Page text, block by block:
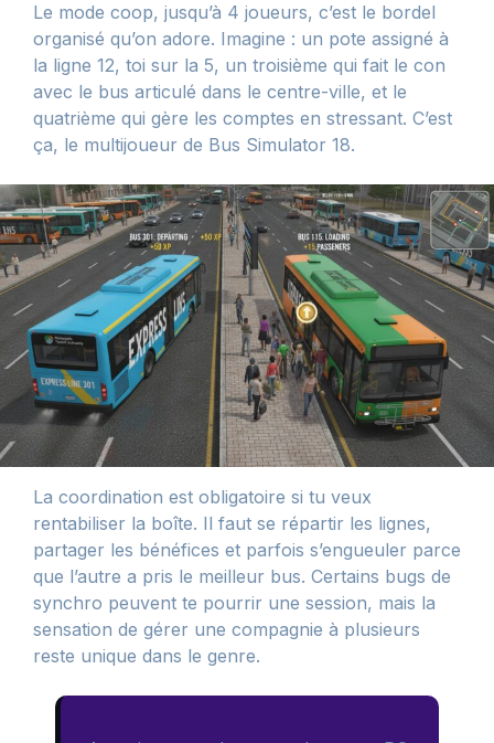
Le mode coop, jusqu’à 4 joueurs, c’est le bordel
organisé qu’on adore. Imagine : un pote assigné à
la ligne 12, toi sur la 5, un troisième qui fait le con
avec le bus articulé dans le centre-ville, et le
quatrième qui gère les comptes en stressant. C’est
ça, le multijoueur de Bus Simulator 18.
La coordination est obligatoire si tu veux
rentabiliser la boîte. Il faut se répartir les lignes,
partager les bénéfices et parfois s’engueuler parce
que l’autre a pris le meilleur bus. Certains bugs de
synchro peuvent te pourrir une session, mais la
sensation de gérer une compagnie à plusieurs
reste unique dans le genre.